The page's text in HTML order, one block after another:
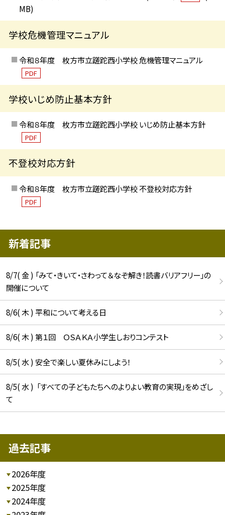
MB)
学校危機管理マニュアル
令和８年度 枚方市立蹉跎西小学校 危機管理マニュアル
PDF
学校いじめ防止基本方針
令和８年度 枚方市立蹉跎西小学校 いじめ防止基本方針
PDF
不登校対応方針
令和８年度 枚方市立蹉跎西小学校 不登校対応方針
PDF
新着記事
8/7( 金 ) 「みて・きいて・さわって＆なぞ解き！読書バリアフリー」の
開催について
8/6( 木 ) 平和について考える日
8/6( 木 ) 第１回 ＯＳＡＫＡ小学生しおりコンテスト
8/5( 水 ) 安全で楽しい夏休みにしよう！
8/5( 水 ) 「すべての子どもたちへのよりよい教育の実現」をめざし
て
過去記事
2026年度
2025年度
2024年度